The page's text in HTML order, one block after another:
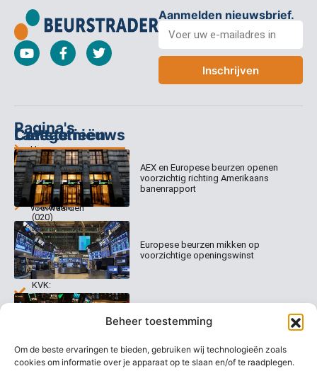
Beheer toestemming
Om de beste ervaringen te bieden, gebruiken wij technologieën zoals
cookies om informatie over je apparaat op te slaan en/of te raadplegen.
Aanmelden nieuwsbrief.
Inschrijven
Pagina's
Home
Abonnementen
Dagcommentaar
Tradealert
Organisatie
Contact
Categorieën
Columns
Dagcommentaar
Algemene
voorwaarden
Disclaimer
Welk
abonnement
kiezen
Contact
Keizersgracht
520
1017 EK
Amsterdam
(020)
231
0020
info@beurstrader.nl
KVK:
99197022
Laatste nieuws
AEX en Europese beurzen openen
voorzichtig richting Amerikaans
banenrapport
Europese beurzen mikken op
voorzichtige openingswinst
Europese beurzen blijven dicht bij
recordstanden